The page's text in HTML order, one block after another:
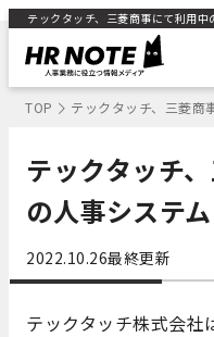
テックタッチ、三菱商事にて利用
TOP テックタッチ、三菱商
テックタッチ
の人事システ
2022.10.26最終更新
テックタッチ株式会社